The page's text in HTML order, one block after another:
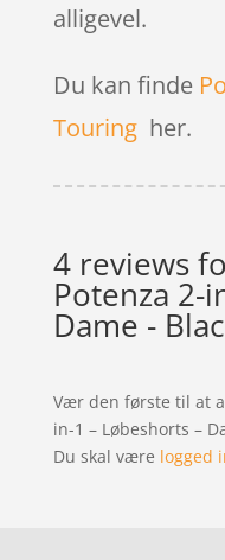
alligevel.
Du kan finde
Touringher.
4 reviews
Potenza 2-
Dame -
Vær den første til at
in-1 – Løbeshorts –
Du skal være logged